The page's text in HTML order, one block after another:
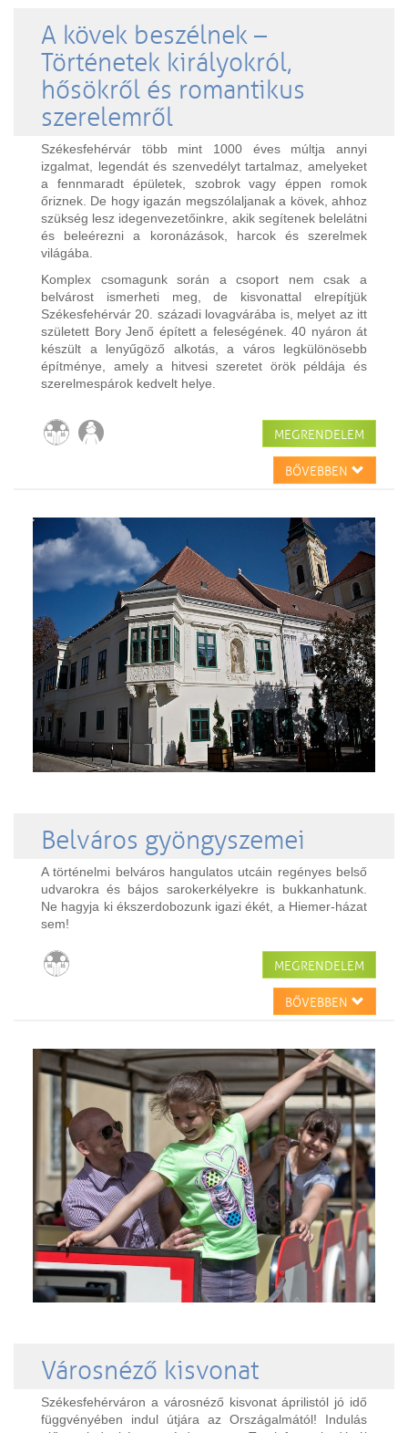
A kövek beszélnek –
Történetek királyokról,
hősökről és romantikus
szerelemről
Székesfehérvár több mint 1000 éves múltja annyi
izgalmat, legendát és szenvedélyt tartalmaz, amelyeket
a fennmaradt épületek, szobrok vagy éppen romok
őriznek. De hogy igazán megszólaljanak a kövek, ahhoz
szükség lesz idegenvezetőinkre, akik segítenek belelátni
és beleérezni a koronázások, harcok és szerelmek
világába.
Komplex csomagunk során a csoport nem csak a
belvárost ismerheti meg, de kisvonattal elrepítjük
Székesfehérvár 20. századi lovagvárába is, melyet az itt
született Bory Jenő épített a feleségének. 40 nyáron át
készült a lenyűgöző alkotás, a város legkülönösebb
építménye, amely a hitvesi szeretet örök példája és
szerelmespárok kedvelt helye.
MEGRENDELEM
BŐVEBBEN
Belváros gyöngyszemei
A történelmi belváros hangulatos utcáin regényes belső
udvarokra és bájos sarokerkélyekre is bukkanhatunk.
Ne hagyja ki ékszerdobozunk igazi ékét, a Hiemer-házat
sem!
MEGRENDELEM
BŐVEBBEN
Városnéző kisvonat
Székesfehérváron a városnéző kisvonat áprilistól jó idő
függvényében indul útjára az Országalmától! Indulás